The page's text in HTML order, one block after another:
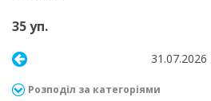
35 уп.
31.07.2026
Розподіл за категоріями